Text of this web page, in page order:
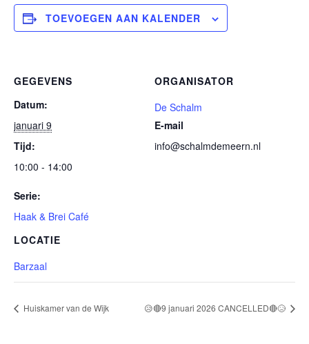
TOEVOEGEN AAN KALENDER
GEGEVENS
Datum:
januari 9
Tijd:
10:00 - 14:00
Serie:
Haak & Brei Café
LOCATIE
Barzaal
ORGANISATOR
De Schalm
E-mail
info@schalmdemeern.nl
Huiskamer van de Wijk 😥🔴9 januari 2026 CANCELLED🔴😥